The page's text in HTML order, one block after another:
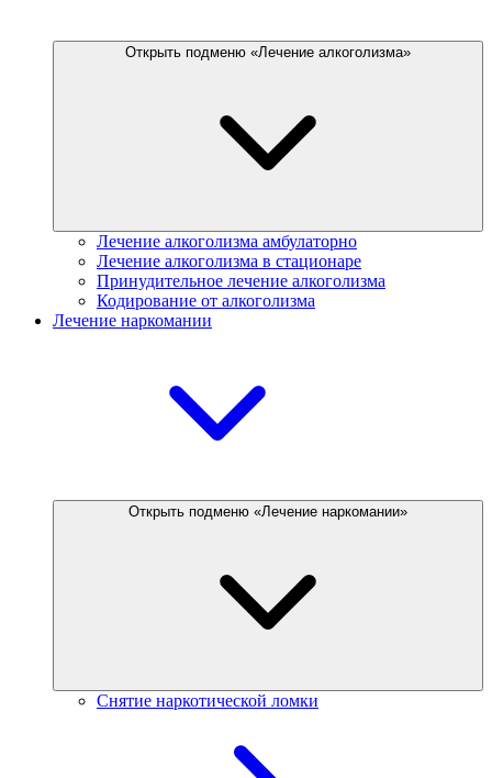
Открыть подменю «Лечение алкоголизма»
Лечение алкоголизма амбулаторно
Лечение алкоголизма в стационаре
Принудительное лечение алкоголизма
Кодирование от алкоголизма
Лечение наркомании
Открыть подменю «Лечение наркомании»
Снятие наркотической ломки